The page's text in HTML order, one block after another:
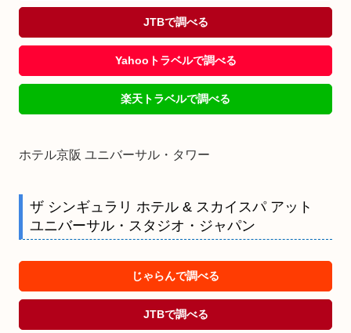
JTBで調べる
Yahooトラベルで調べる
楽天トラベルで調べる
ホテル京阪 ユニバーサル・タワー
ザ シンギュラリ ホテル & スカイスパ アット
ユニバーサル・スタジオ・ジャパン
じゃらんで調べる
JTBで調べる